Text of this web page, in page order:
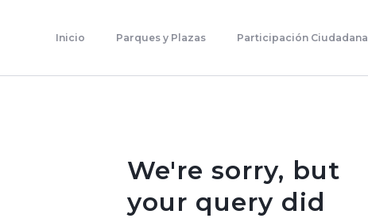
Inicio Parques y Plazas Participación Ciudadana
Parques Y Plazas
Planificación Estratégica
We're sorry, but
your query did